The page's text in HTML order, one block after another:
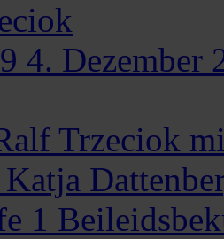
4. Dezember
Trzeciok
1